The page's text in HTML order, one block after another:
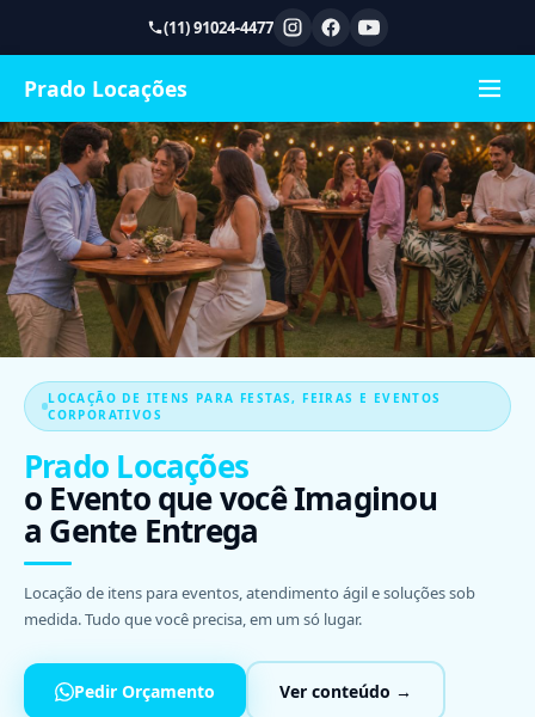
(11) 91024-4477
Prado Locações
LOCAÇÃO DE ITENS PARA FESTAS, FEIRAS E EVENTOS
CORPORATIVOS
Prado Locações
o Evento que você Imaginou
a Gente Entrega
Locação de itens para eventos, atendimento ágil e soluções sob
medida. Tudo que você precisa, em um só lugar.
Pedir Orçamento Ver conteúdo →